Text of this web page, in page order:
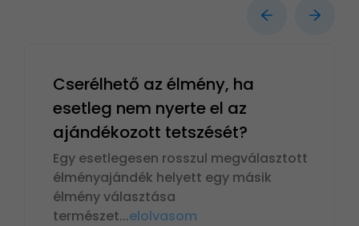
Cserélhető az élmény, ha
esetleg nem nyerte el az
ajándékozott tetszését?
Egy esetlegesen rosszul megválasztott
élményajándék helyett egy másik
élmény választása
természet...elolvasom